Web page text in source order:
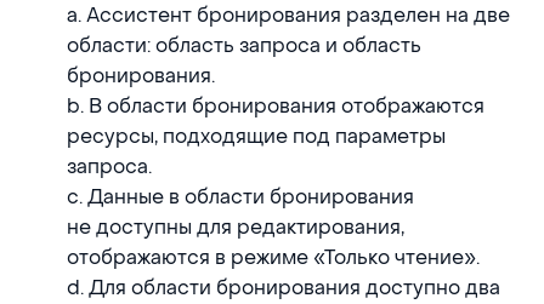
a. Ассистент бронирования разделен на две
области: область запроса и область
бронирования.
b. В области бронирования отображаются
ресурсы, подходящие под параметры
запроса.
c. Данные в области бронирования
не доступны для редактирования,
отображаются в режиме «Только чтение».
d. Для области бронирования доступно два